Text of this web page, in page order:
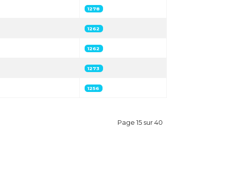
1278
1262
1262
1273
1256
Page 15 sur 40